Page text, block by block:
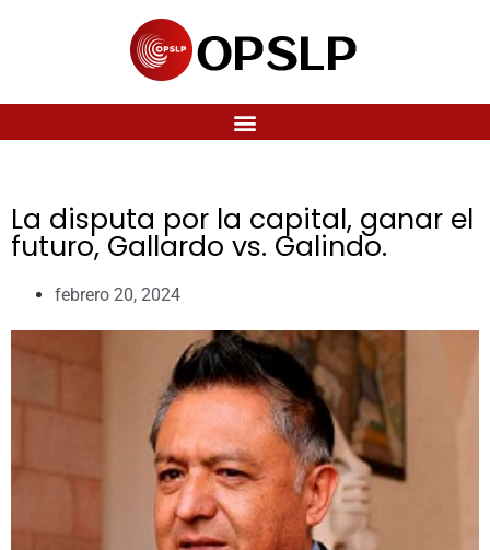
La disputa por la capital, ganar el
futuro, Gallardo vs. Galindo.
febrero 20, 2024